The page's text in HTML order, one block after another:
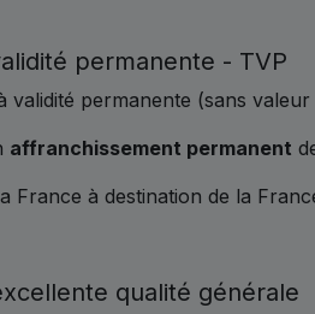
permanente - TVP
validité permanente (sans valeur
affranchissement permanent
France à destination de la
qualité générale